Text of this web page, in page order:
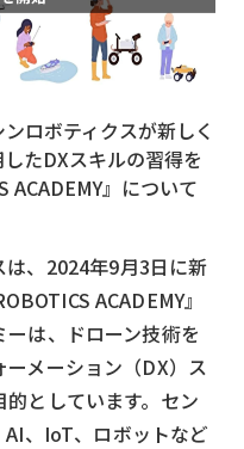
ロボティクスが新しく
たDXスキルの習得を
ACADEMY』について
、2024年9月3日に新
ACADEMY』
は、ドローン技術を
メーション（DX）ス
としています。セン
、IoT、ロボットなど